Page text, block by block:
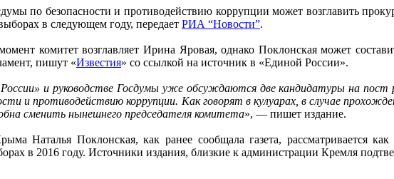
по безопасности и противодействию коррупции может возглавить
в следующем году, передает РИА “Новости”.
комитет возглавляет Ирина Яровая, однако Поклонская может
пишут «Известия» со ссылкой на источник в «Единой России».
и руководстве Госдумы уже обсуждаются две кандидатуры на пост
и противодействию коррупции. Как говорят в кулуарах, в случае
сменить нынешнего председателя комитета», — пишет издание.
Наталья Поклонская, как ранее сообщала газета, рассматривается
в 2016 году. Источники издания, близкие к администрации Кремля